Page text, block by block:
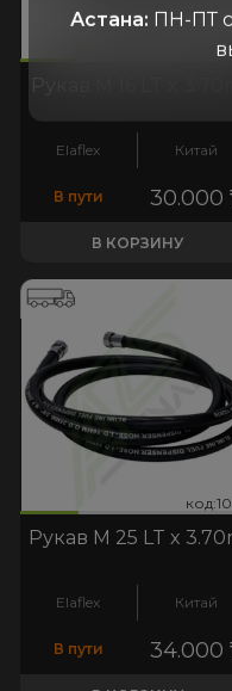
Рукав M 16 LT x 3.70m
Elaflex Китай
В пути 30.000
В КОРЗИНУ
Рукав M 25 LT x
Elaflex Китай
В пути 34.000
Астана: ПН-ПТ